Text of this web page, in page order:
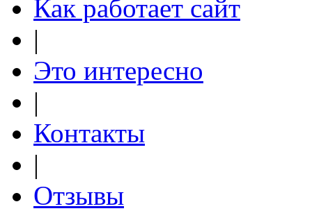
Как работает сайт
|
Это интересно
|
Контакты
|
Отзывы